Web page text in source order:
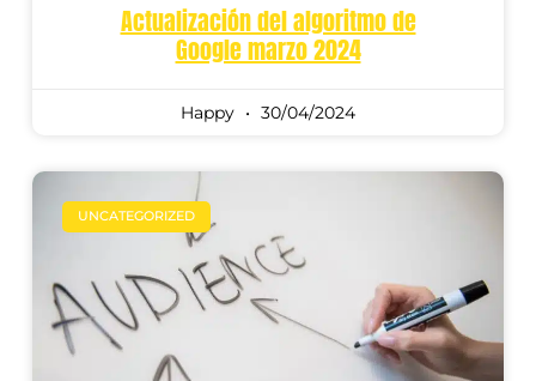
Actualización del algoritmo de
Google marzo 2024
Happy 30/04/2024
UNCATEGORIZED